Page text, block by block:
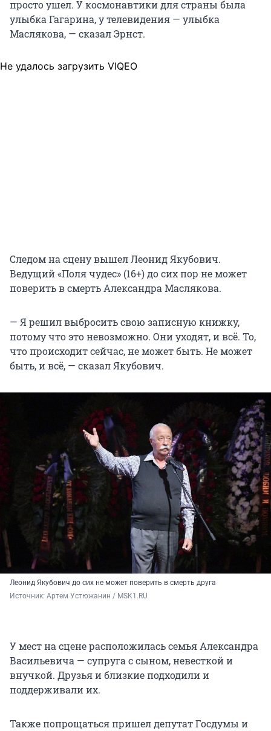
просто ушел. У космонавтики для страны была
улыбка Гагарина, у телевидения — улыбка
Маслякова, — сказал Эрнст.
Не удалось загрузить VIQEO
Следом на сцену вышел Леонид Якубович.
Ведущий «Поля чудес» (16+) до сих пор не может
поверить в смерть Александра Маслякова.
— Я решил выбросить свою записную книжку,
потому что это невозможно. Они уходят, и всё. То,
что происходит сейчас, не может быть. Не может
быть, и всё, — сказал Якубович.
Леонид Якубович до сих не может поверить в смерть друга
Источник: Артем Устюжанин / MSK1.RU
У мест на сцене расположилась семья Александра
Васильевича — супруга с сыном, невесткой и
внучкой. Друзья и близкие подходили и
поддерживали их.
Также попрощаться пришел депутат Госдумы и